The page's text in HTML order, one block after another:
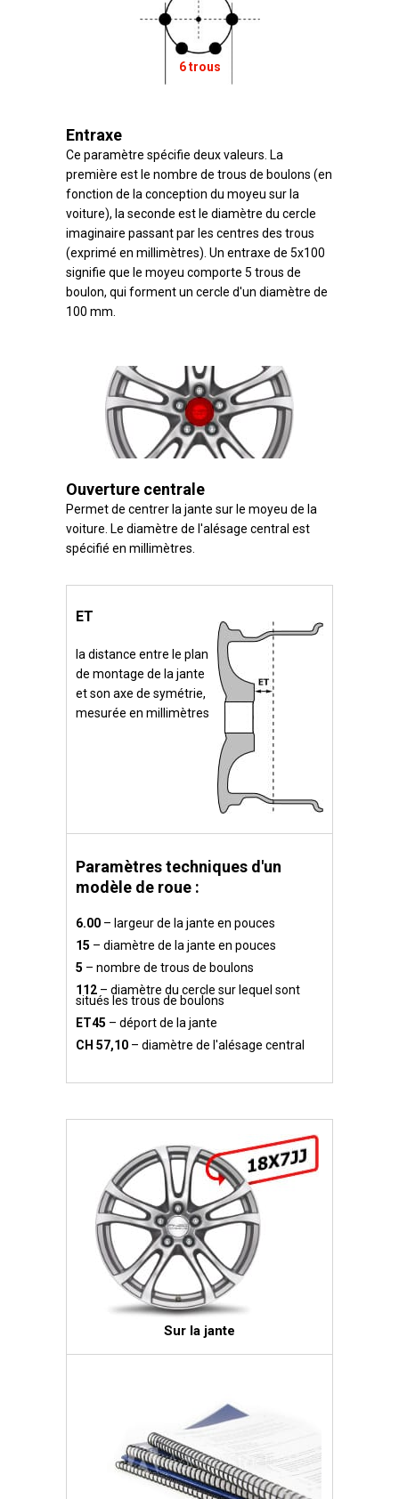
6 trous
Entraxe
Ce paramètre spécifie deux valeurs. La
première est le nombre de trous de boulons (en
fonction de la conception du moyeu sur la
voiture), la seconde est le diamètre du cercle
imaginaire passant par les centres des trous
(exprimé en millimètres). Un entraxe de 5x100
signifie que le moyeu comporte 5 trous de
boulon, qui forment un cercle d'un diamètre de
100 mm.
Ouverture centrale
Permet de centrer la jante sur le moyeu de la
voiture. Le diamètre de l'alésage central est
spécifié en millimètres.
ET
la distance entre le plan
de montage de la jante
et son axe de symétrie,
mesurée en millimètres
Paramètres techniques d'un
modèle de roue :
6.00 – largeur de la jante en pouces
15 – diamètre de la jante en pouces
5 – nombre de trous de boulons
112 – diamètre du cercle sur lequel sont
situés les trous de boulons
ET45 – déport de la jante
CH 57,10 – diamètre de l'alésage central
Sur la jante